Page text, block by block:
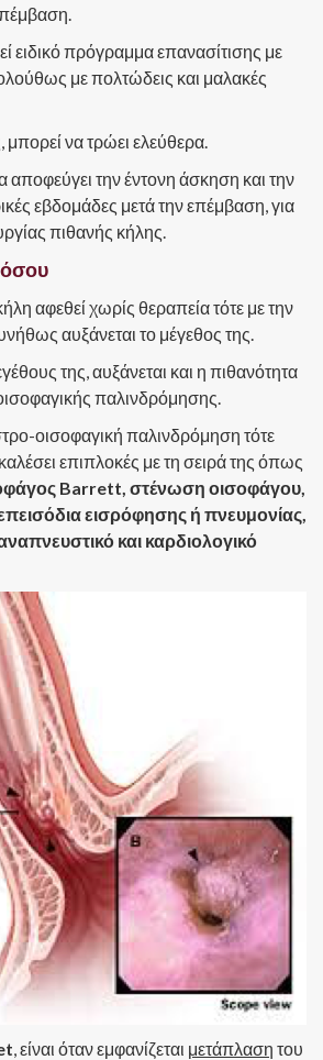
ειδικό πρόγραμμα επανασίτισης με
με πολτώδεις και μαλακές
να τρώει ελεύθερα.
αποφεύγει την έντονη άσκηση και την
εβδομάδες μετά την επέμβαση, για
πιθανής κήλης.
αφεθεί χωρίς θεραπεία τότε με την
αυξάνεται το μέγεθος της.
της, αυξάνεται και η πιθανότητα
παλινδρόμησης.
οισοφαγική παλινδρόμηση τότε
επιπλοκές με τη σειρά της όπως
Barrett, στένωση οισοφάγου,
εισρόφησης ή πνευμονίας,
και καρδιολογικό
, είναι όταν εμφανίζεται μετάπλαση του